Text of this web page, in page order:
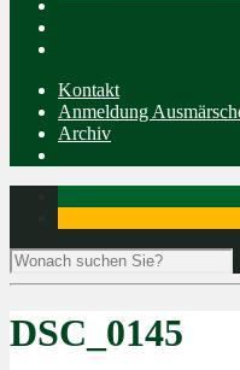
Kontakt
Anmeldung
Archiv
DSC_0145